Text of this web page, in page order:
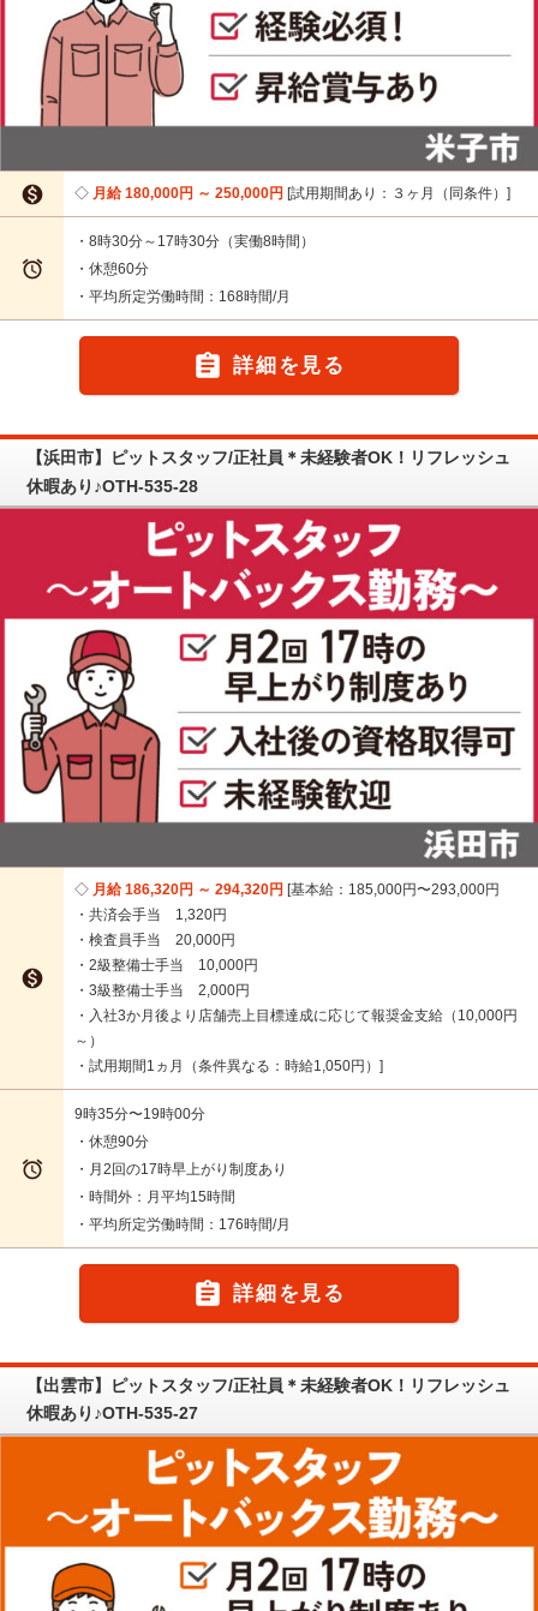
 月給 180,000円 ～ 250,000円 試用期間あり：３ヶ月（同条件）

・8時30分～17時30分（実働8時間）
・休憩60分
・平均所定労働時間：168時間/月
 詳細を見る
【浜田市】ピットスタッフ/正社員＊未経験者OK！リフレッシュ
休暇あり♪OTH-535-28

月給 186,320円 ～ 294,320円 基本給：185,000円〜293,000円
・共済会手当 1,320円
・検査員手当 20,000円
・2級整備士手当 10,000円
・3級整備士手当 2,000円
・入社3か月後より店舗売上目標達成に応じて報奨金支給（10,000円
～）
・試用期間1ヵ月（条件異なる：時給1,050円）

9時35分〜19時00分
・休憩90分
・月2回の17時早上がり制度あり
・時間外：月平均15時間
・平均所定労働時間：176時間/月
 詳細を見る
【出雲市】ピットスタッフ/正社員＊未経験者OK！リフレッシュ
休暇あり♪OTH-535-27